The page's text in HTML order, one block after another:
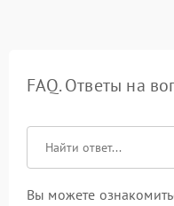
FAQ. Ответы на
Вы можете